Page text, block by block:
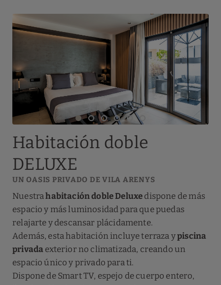
Habitación doble
DELUXE
UN OASIS PRIVADO DE VILA ARENYS
Nuestrahabitación doble Deluxedispone de más
espacio y más luminosidad para que puedas
relajarte y descansar plácidamente.
Además, esta habitación incluye terraza ypiscina
privadaexterior no climatizada, creando un
espacio único y privado para ti.
Dispone de Smart TV, espejo de cuerpo entero,